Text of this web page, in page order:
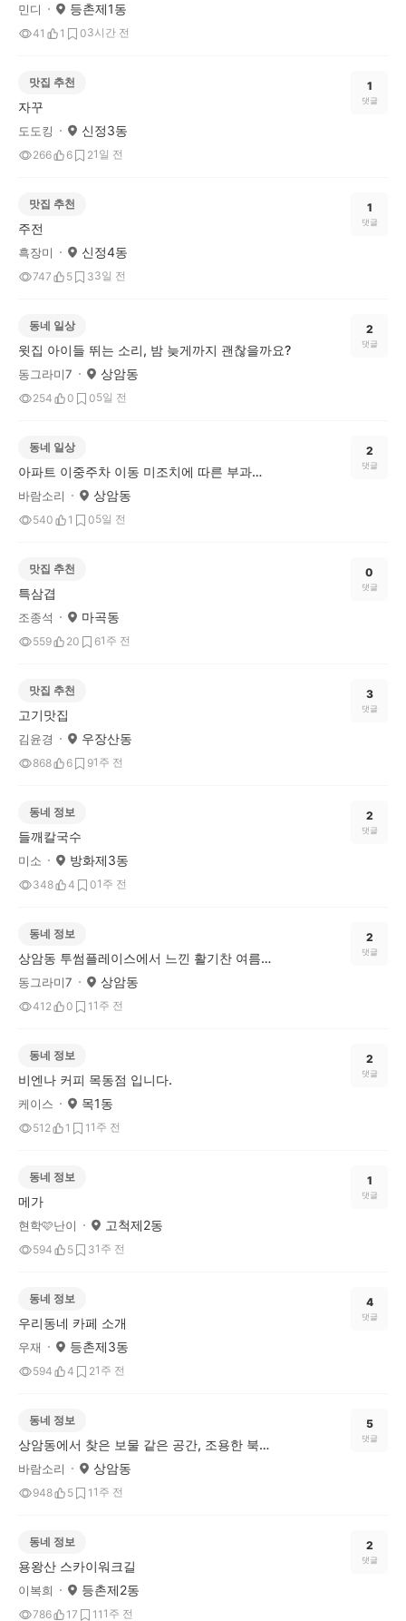
민디 등촌제1동
41 1 03시간 전
맛집 추천
자꾸
도도킹 신정3동
266 6 21일 전
1
댓글
맛집 추천
주전
흑장미 신정4동
747 5 33일 전
1
댓글
동네 일상
윗집 아이들 뛰는 소리, 밤 늦게까지 괜찮을까요?
동그라미7 상암동
254 0 05일 전
2
댓글
동네 일상
아파트 이중주차 이동 미조치에 따른 부과금(벌금)
바람소리 상암동
540 1 05일 전
2
댓글
맛집 추천
특삼겹
조종석 마곡동
559 20 61주 전
0
댓글
맛집 추천
고기맛집
김윤경 우장산동
868 6 91주 전
3
댓글
동네 정보
들깨칼국수
미소 방화제3동
348 4 01주 전
2
댓글
동네 정보
상암동 투썸플레이스에서 느낀 활기찬 여름 카페 후기
동그라미7 상암동
412 0 1 1주 전
2
댓글
동네 정보
비엔나 커피 목동점 입니다.
케이스 목1동
512 1 1 1주 전
2
댓글
동네 정보
메가
현학🩷난이 고척제2동
594 5 31주 전
1
댓글
동네 정보
우리동네 카페 소개
우재 등촌제3동
594 4 21주 전
4
댓글
동네 정보
상암동에서 찾은 보물 같은 공간, 조용한 북카페산책
바람소리 상암동
948 5 1 1주 전
5
댓글
동네 정보
용왕산 스카이워크길
이복희 등촌제2동
786 17 11 1주 전
2
댓글